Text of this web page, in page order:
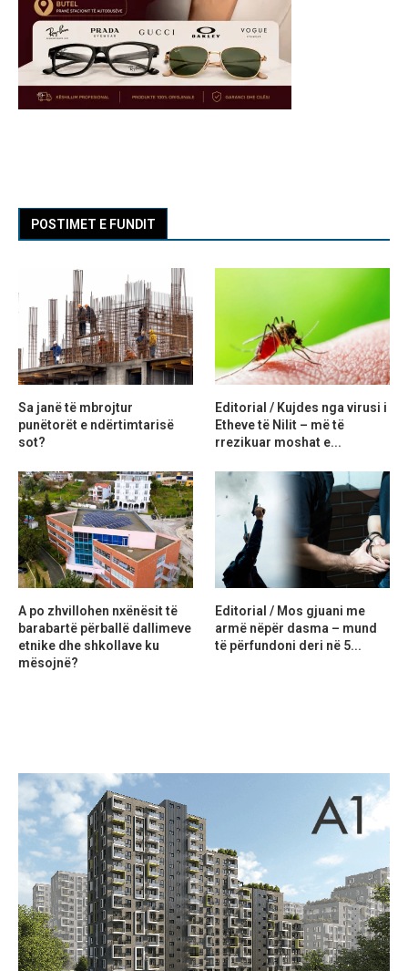
POSTIMET E FUNDIT
Sa janë të mbrojtur
punëtorët e ndërtimtarisë
sot?
Editorial / Kujdes nga virusi i
Etheve të Nilit – më të
rrezikuar moshat e...
A po zhvillohen nxënësit të
barabartë përballë dallimeve
etnike dhe shkollave ku
mësojnë?
Editorial / Mos gjuani me
armë nëpër dasma – mund
të përfundoni deri në 5...